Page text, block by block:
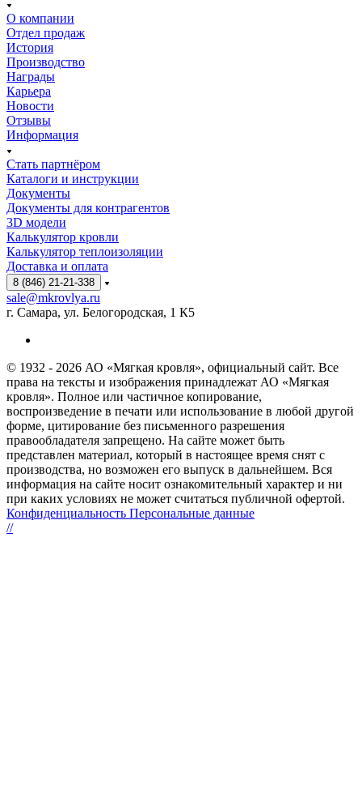
О компании
Отдел продаж
История
Производство
Награды
Карьера
Новости
Отзывы
Информация
Стать партнёром
Каталоги и инструкции
Документы
Документы для контрагентов
3D модели
Калькулятор кровли
Калькулятор теплоизоляции
Доставка и оплата
8 (846) 21-21-338
sale@mkrovlya.ru
г. Самара, ул. Белогородская, 1 К5
© 1932 - 2026 АО «Мягкая кровля», официальный сайт. Все
права на тексты и изображения принадлежат АО «Мягкая
кровля». Полное или частичное копирование,
воспроизведение в печати или использование в любой другой
форме, цитирование без письменного разрешения
правообладателя запрещено. На сайте может быть
представлен материал, который в настоящее время снят с
производства, но возможен его выпуск в дальнейшем. Вся
информация на сайте носит ознакомительный характер и ни
при каких условиях не может считаться публичной офертой.
Конфиденциальность Персональные данные
//